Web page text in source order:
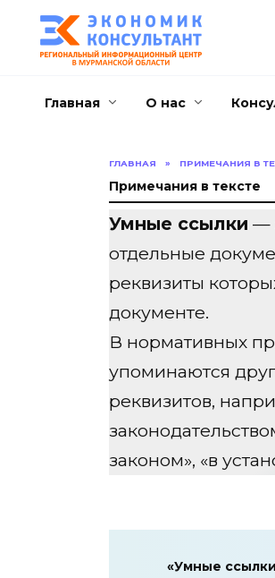
содержанию
Главная О нас
ГЛАВНАЯ » ПРИМЕЧАНИЯ В
Примечания в тексте
Умные ссылки —
отдельные
реквизиты
документе.
В нормативных
упоминаются
реквизитов,
законом», «в
«Умные